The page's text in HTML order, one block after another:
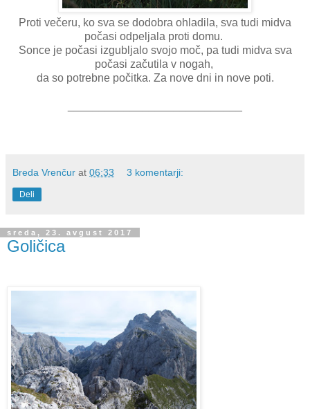
Proti večeru, ko sva se dodobra ohladila, sva tudi midva
počasi odpeljala proti domu.
Sonce je počasi izgubljalo svojo moč, pa tudi midva sva
počasi začutila v nogah,
da so potrebne počitka. Za nove dni in nove poti.
Breda Vrenčur at 06:33 3 komentarji:
Deli
sreda, 23. avgust 2017
Goličica